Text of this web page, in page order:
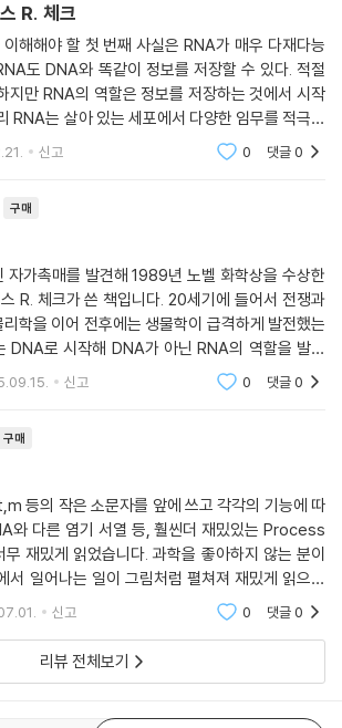
일으키는 RNA 기반 바이러스인 SARS-CoV-2
난의 원인이면서도 동시에 치료제가 될 수 있는 RN
모든 이의 입에 오르내리기 시작했다. 코로나바
백신이 전례 없이 빠른 속도로 개발되었고, 저
대변인으로 변신했다. 과학자들은 어떻게 그
낼 수 있었을까? 결론부터 말하자면, 사실 그렇지
기반으로 이루어낸 놀라운 성취였다.
러스 중 상당수는 전적으로 RNA에 의해 작동된
만들어졌고 어떻게 작동하는지 이해해야만 우리
로 싸울 수 있다. 코로나19 팬데믹이 가르쳐주었
와 싸우는 효과적인 방법은 RNA를 기반으로 한
성 덕분에 RNA의 천재성을 역이용할 수 있었다. 이
이 있지만, 그 작동 방식을 이해해야 우리가 역으
던 RNA가,
공이 되다!
‘RNA 러브송’
비유하면 리보솜은 턴테이블, mRNA는 엘피판,
는 음악은 단백질이다. 기분에 따라 엘피판을 바꿀
어떤 mRNA에든 작동할 수 있다. 어떤 음악이 나올
는 것처럼, 어떤 단백질이 생산되는지는 mRNA
R. 체크
해해야 할 첫 번째 사실은 RNA가 매우 다재다능
도 DNA와 똑같이 정보를 저장할 수 있다. 적절
지만 RNA의 역할은 정보를 저장하는 것에서 시작
RNA는 살아 있는 세포에서 다양한 임무를 적극적
역할을 해서 다른 RNA 분자를 자르고 잘게 부순
신고 0 댓글0
구매
자가촉매를 발견해 1989년 노벨 화학상을 수상한
R. 체크가 쓴 책입니다. 20세기에 들어서 전쟁과
학을 이어 전후에는 생물학이 급격하게 발전했는
DNA로 시작해 DNA가 아닌 RNA의 역할을 발견
의 발견들에 기여될 역할까지 잘 나와있습니다.
신고 0 댓글0
구매
등의 작은 소문자를 앞에 쓰고 각각의 기능에 따
와 다른 염기 서열 등, 훨씬더 재밌있는 Process
재밌게 읽었습니다. 과학을 좋아하지 않는 분이
서 일어나는 일이 그림처럼 펼쳐져 재밌게 읽으실
신고 0 댓글0
리뷰 전체보기